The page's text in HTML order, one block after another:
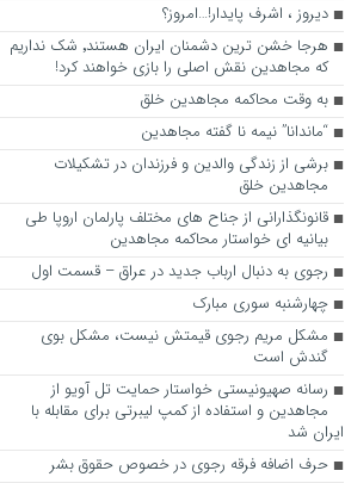
ديروز ، اشرف پايدار!…امروز؟
هرجا خشن ترین دشمنان ایران هستند٬ شک نداریم
که مجاهدین نقش اصلی را بازی خواهند کرد!
به وقت محاکمه مجاهدین خلق
“ماندانا” نیمه نا گفته مجاهدین
برشی از زندگی والدین و فرزندان در تشکیلات
مجاهدین خلق
قانونگذارانی از جناح های مختلف پارلمان اروپا طی
بیانیه ای خواستار محاکمه مجاهدین
رجوی به دنبال ارباب جدید در عراق – قسمت اول
چهارشنبه سوری مبارک
مشکل مریم رجوی قیمتش نیست، مشکل بوی
گندش است
رسانه صهیونیستی خواستار حمایت تل آویو از
مجاهدین و استفاده از کمپ لیبرتی برای مقابله با
ایران شد
حرف اضافه فرقه رجوی در خصوص حقوق بشر